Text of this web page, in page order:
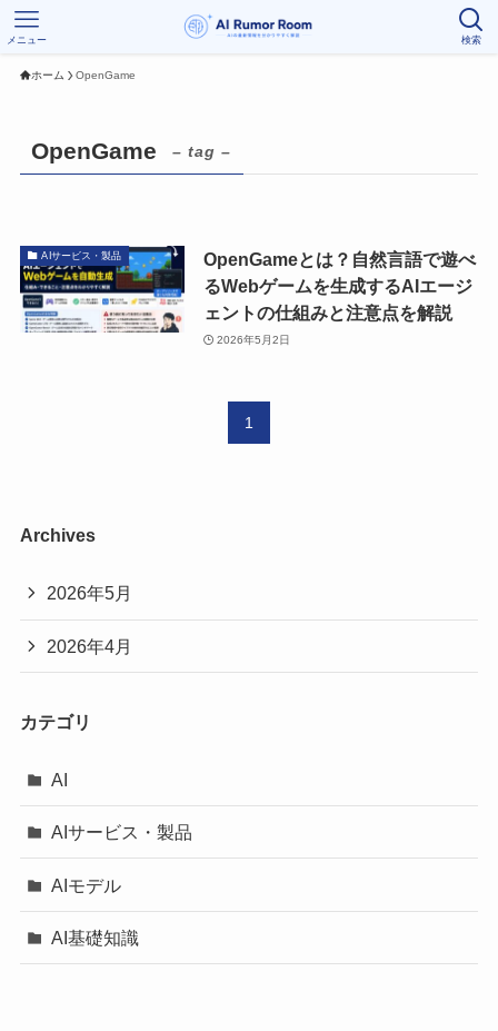
検索
メニュー
ホーム OpenGame
OpenGame – tag –
AIサービス・製品
OpenGameとは？自然言語で遊べ
るWebゲームを生成するAIエージ
ェントの仕組みと注意点を解説
2026年5月2日
1
Archives
2026年5月
2026年4月
カテゴリ
AI
AIサービス・製品
AIモデル
AI基礎知識